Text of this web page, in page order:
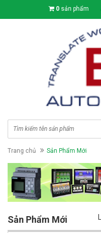
0 sản phẩm
Trang chủ Sản Phẩm Mới
Sản Phẩm Mới